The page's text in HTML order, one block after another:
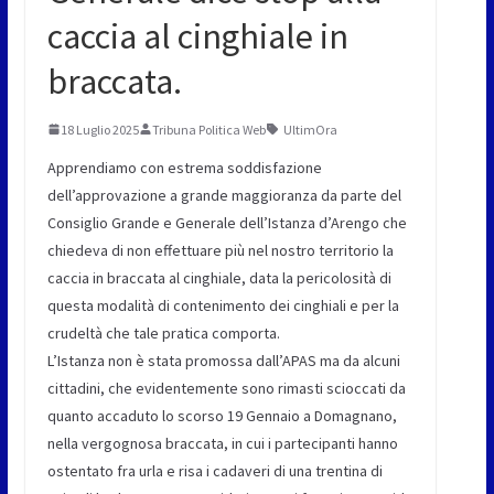
caccia al cinghiale in
braccata.
18 Luglio 2025 Tribuna Politica Web UltimOra
Apprendiamo con estrema soddisfazione
dell’approvazione a grande maggioranza da parte del
Consiglio Grande e Generale dell’Istanza d’Arengo che
chiedeva di non effettuare più nel nostro territorio la
caccia in braccata al cinghiale, data la pericolosità di
questa modalità di contenimento dei cinghiali e per la
crudeltà che tale pratica comporta.
L’Istanza non è stata promossa dall’APAS ma da alcuni
cittadini, che evidentemente sono rimasti scioccati da
quanto accaduto lo scorso 19 Gennaio a Domagnano,
nella vergognosa braccata, in cui i partecipanti hanno
ostentato fra urla e risa i cadaveri di una trentina di